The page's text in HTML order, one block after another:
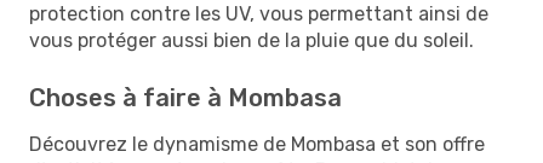
protection contre les UV, vous permettant ainsi de
vous protéger aussi bien de la pluie que du soleil.
Choses à faire à Mombasa
Découvrez le dynamisme de Mombasa et son offre